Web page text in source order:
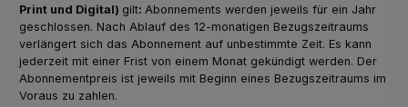
Print und Digital) gilt: Abonnements werden jeweils für ein Jahr
geschlossen. Nach Ablauf des 12-monatigen Bezugszeitraums
verlängert sich das Abonnement auf unbestimmte Zeit. Es kann
jederzeit mit einer Frist von einem Monat gekündigt werden. Der
Abonnementpreis ist jeweils mit Beginn eines Bezugszeitraums im
Voraus zu zahlen.